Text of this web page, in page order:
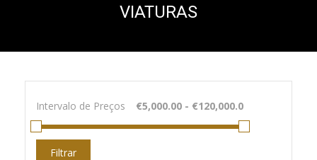
VIATURAS
Intervalo de Preços
Filtrar